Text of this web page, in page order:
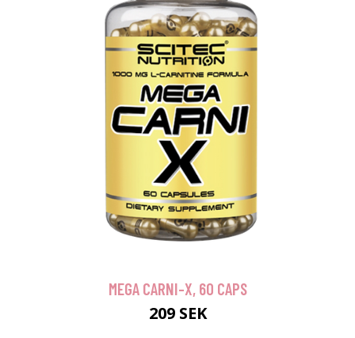
MEGA CARNI-X, 60 CAPS
209 SEK